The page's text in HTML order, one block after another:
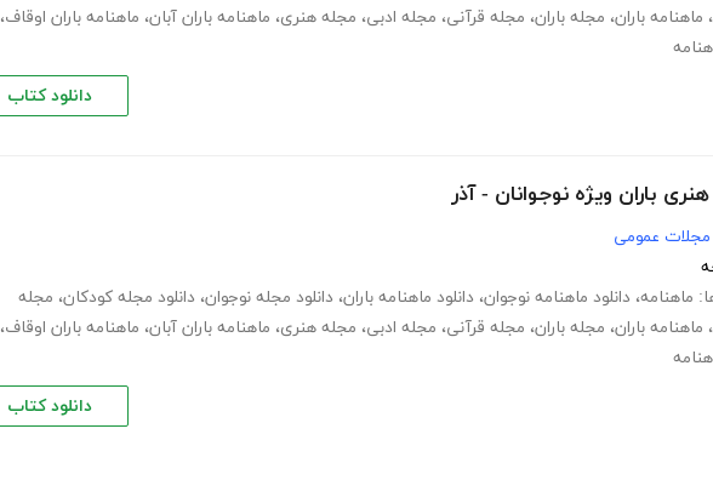
، ماهنامه باران، مجله باران، مجله قرآنی، مجله ادبی، مجله هنری، ماهنامه باران آبان، ماهنامه باران اوقاف،
دانلود کتاب
باران ویژه نوجوانان - آذر
مجلات عمومی
ماهنامه، دانلود ماهنامه نوجوان، دانلود ماهنامه باران، دانلود مجله نوجوان، دانلود مجله کودکان، مجله
، ماهنامه باران، مجله باران، مجله قرآنی، مجله ادبی، مجله هنری، ماهنامه باران آبان، ماهنامه باران اوقاف،
دانلود کتاب